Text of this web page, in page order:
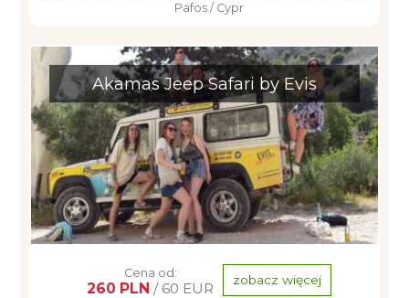
Pafos / Cypr
Akamas Jeep Safari by Evis
Cena od:
260 PLN / 60 EUR zobacz więcej